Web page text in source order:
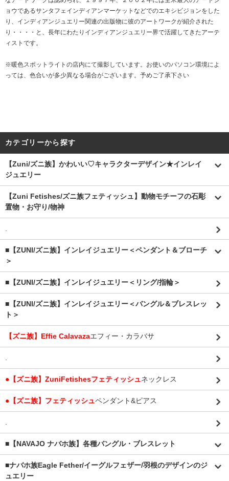
ョウであるサンタフェインディアンマーケットなどでのエキシビジョンをした
り、インディアンジュエリー関連の出版物に彼のアートワークが紹介された
り・・・・と、長年にわたりインディアンジュエリー界で活躍してきたアーテ
ィストです。
※暖色スポットライトの店内にて撮影しています。お使いのパソコン環境によ
っては、色合いが多少異なる場合がございます。予めご了承下さい
カテゴリーから探す
【Zuni/ズニ族】かわいい♡キャラクターデザイン★インレイ
ジュエリー
【Zuni Fetishes/ズニ族フェティッシュ】動物モチーフの石彫
置物・お守り/物神
■【ZUNI/ズニ族】インレイジュエリー＜ペンダント＆ブローチ
＞
■【ZUNI/ズニ族】インレイジュエリー＜リング/指輪＞
■【ZUNI/ズニ族】インレイジュエリー＜バングル＆ブレスレッ
ト＞
【ズニ族】Effie Calavazaエフィー・カラバサ
●【ズニ族】ZuniFetishesフェティッシュネックレス
●【ズニ族】フェティッシュペンダント&ピアス
■【NAVAJO ナバホ族】各種バングル・ブレスレット
■ナバホ族Eagle Fether/イーグルフェザー/羽根のデザインのジ
ュエリー